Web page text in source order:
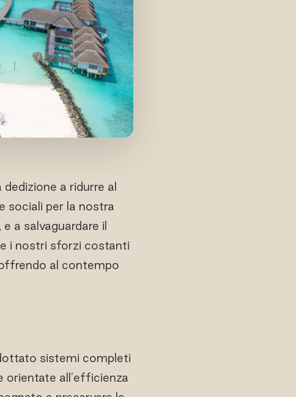
a ridurre al
sociali per la nostra
a salvaguardare il
i nostri sforzi costanti
al contempo
sistemi completi
orientate all'efficienza